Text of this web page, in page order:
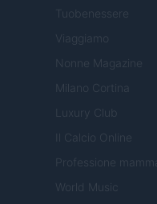
Tuobenessere
Viaggiamo
Nonne Magazine
Milano Cortina
Luxury Club
Il Calcio Online
Professione mamma
World Music